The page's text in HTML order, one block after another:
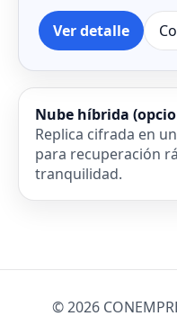
Ver detalle
Nube híbrida
Replica cifrada en
para recuperación
tranquilidad.
© 2026